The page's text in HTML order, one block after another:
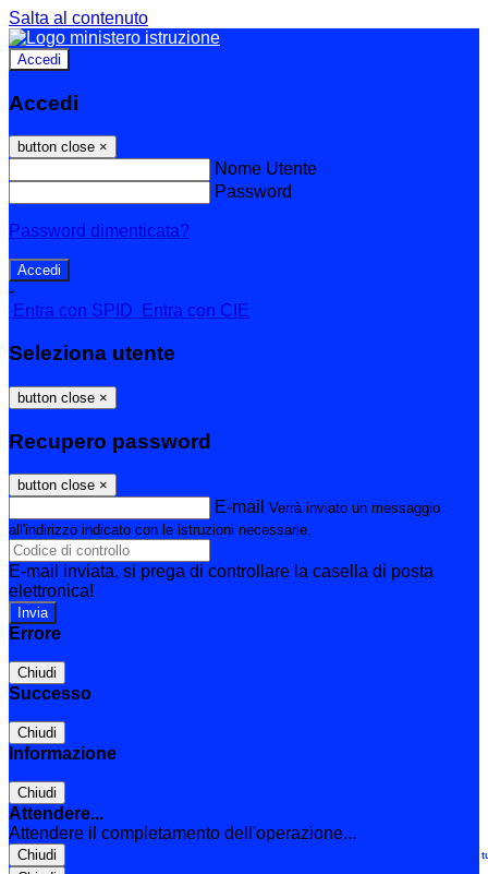
Salta al contenuto
Accedi
Accedi
button close ×
Nome Utente
Password
Password dimenticata?
-
Entra con SPID
Entra con CIE
Seleziona utente
button close ×
Recupero password
button close ×
E-mail Verrà inviato un messaggio
all'indirizzo indicato con le istruzioni necessarie.
E-mail inviata, si prega di controllare la casella di posta
elettronica!
Errore
Chiudi
Successo
Chiudi
Informazione
Chiudi
Attendere...
Attendere il completamento dell'operazione...
Chiudi
Le